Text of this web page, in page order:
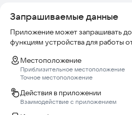
Запрашиваемые данные
Приложение может запрашивать
функциям устройства для работы
Местоположение
Приблизительное местоположение
Точное местоположение
Действия в приложении
Взаимодействие с приложением